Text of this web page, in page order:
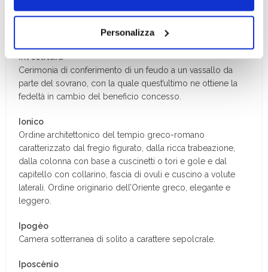
dei soli cookie tecnici. Selezionando “Accetta tutti” presti
il tuo consenso alla profilazione che potrai revocare in
ogni momentoRevoca
Personalizza
case signorili romane, dentro la quale passa l’aria calda di
un forno per riscalda­re i locali.
Investitura
Cerimonia di conferimento di un feudo a un vassallo da
parte del sovrano, con la quale quest’ultimo ne ottiene la
fedeltà in cambio del beneficio concesso.
Ionico
Ordine architettonico del tempio greco-romano
caratterizzato dal fregio figurato, dalla ricca trabeazione,
dalla colonna con base a cuscinetti o tori e gole e dal
capitello con collarino, fascia di ovuli e cuscino a volute
laterali. Ordine originario dell’Oriente greco, elegante e
leggero.
Ipogèo
Camera sotterranea di solito a carattere sepolcrale.
Iposcènio